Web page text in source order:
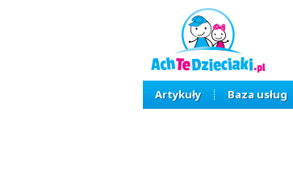
Artykuły Baza usług